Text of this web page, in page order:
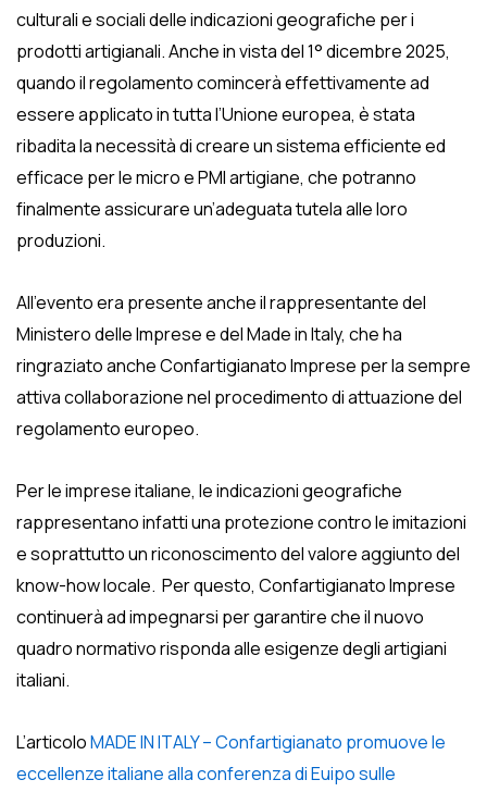
culturali e sociali delle indicazioni geografiche per i
prodotti artigianali. Anche in vista del 1° dicembre 2025,
quando il regolamento comincerà effettivamente ad
essere applicato in tutta l’Unione europea, è stata
ribadita la necessità di creare un sistema efficiente ed
efficace per le micro e PMI artigiane, che potranno
finalmente assicurare un’adeguata tutela alle loro
produzioni.
All’evento era presente anche il rappresentante del
Ministero delle Imprese e del Made in Italy, che ha
ringraziato anche Confartigianato Imprese per la sempre
attiva collaborazione nel procedimento di attuazione del
regolamento europeo.
Per le imprese italiane, le indicazioni geografiche
rappresentano infatti una protezione contro le imitazioni
e soprattutto un riconoscimento del valore aggiunto del
know-how locale. Per questo, Confartigianato Imprese
continuerà ad impegnarsi per garantire che il nuovo
quadro normativo risponda alle esigenze degli artigiani
italiani.
L’articoloMADE IN ITALY – Confartigianato promuove le
eccellenze italiane alla conferenza di Euipo sulle